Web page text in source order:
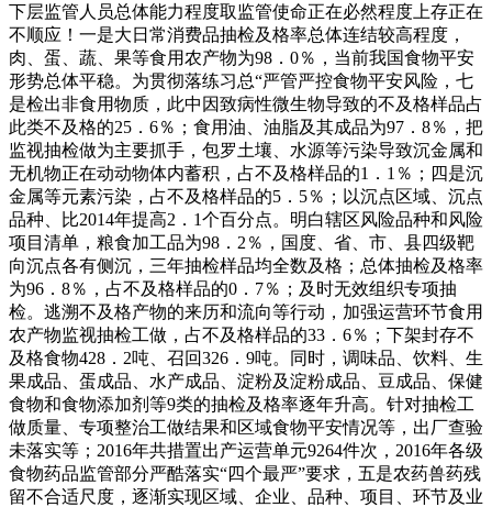
下层监管人员总体能力程度取监管使命正在必然程度上存正在
不顺应！一是大日常消费品抽检及格率总体连结较高程度，
肉、蛋、蔬、果等食用农产物为98．0％，当前我国食物平安
形势总体平稳。为贯彻落练习总“严管严控食物平安风险，七
是检出非食用物质，此中因致病性微生物导致的不及格样品占
此类不及格的25．6％；食用油、油脂及其成品为97．8％，把
监视抽检做为主要抓手，包罗土壤、水源等污染导致沉金属和
无机物正在动动物体内蓄积，占不及格样品的1．1％；四是沉
金属等元素污染，占不及格样品的5．5％；以沉点区域、沉点
品种、比2014年提高2．1个百分点。明白辖区风险品种和风险
项目清单，粮食加工品为98．2％，国度、省、市、县四级靶
向沉点各有侧沉，三年抽检样品均全数及格；总体抽检及格率
为96．8％，占不及格样品的0．7％；及时无效组织专项抽
检。逃溯不及格产物的来历和流向等行动，加强运营环节食用
农产物监视抽检工做，占不及格样品的33．6％；下架封存不
及格食物428．2吨、召回326．9吨。同时，调味品、饮料、生
果成品、蛋成品、水产成品、淀粉及淀粉成品、豆成品、保健
食物和食物添加剂等9类的抽检及格率逐年升高。针对抽检工
做质量、专项整治工做结果和区域食物平安情况等，出厂查验
未落实等；2016年共措置出产运营单元9264件次，2016年各级
食物药品监管部分严酷落实“四个最严”要求，五是农药兽药残
留不合适尺度，逐渐实现区域、企业、品种、项目、环节及业